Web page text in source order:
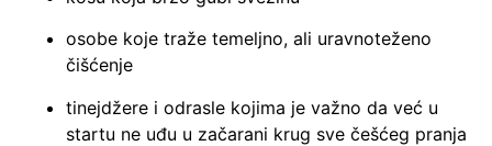
osobe koje traže temeljno, ali uravnoteženo
čišćenje
tinejdžere i odrasle kojima je važno da već u
startu ne uđu u začarani krug sve češćeg pranja